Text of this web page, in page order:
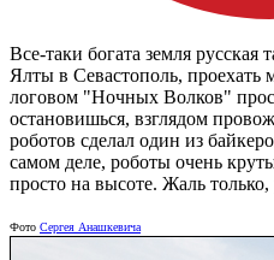
Все-таки богата земля
Ялты в Севастополь, проехать
логовом "Ночных Волков"
остановишься, взглядом
роботов сделал один из
самом деле, роботы очень
просто на высоте. Жаль
Фото Сергея Анашкевича